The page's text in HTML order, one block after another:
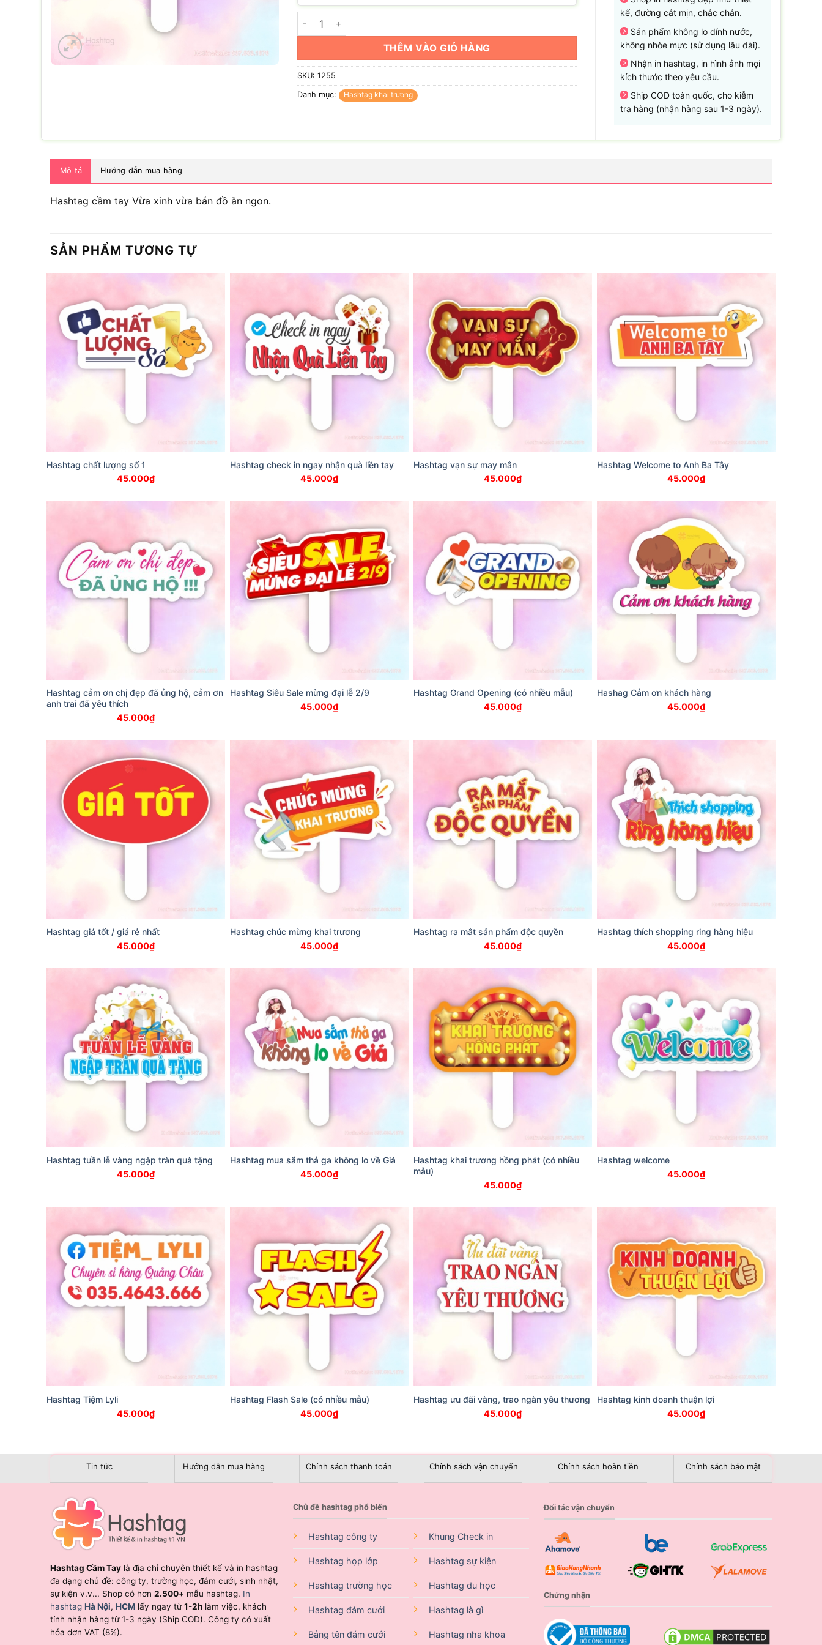
Hashtag vừa xinh vừa bán đồ ăn ngon số lượng
THÊM VÀO GIỎ HÀNG
SKU: 1255
Danh mục: Hashtag khai trương
kế, đường cắt mịn, chắc chắn.
Sản phẩm không lo dính nước,
không nhòe mực (sử dụng lâu dài).
Nhận in hashtag, in hình ảnh mọi
kích thước theo yêu cầu.
Ship COD toàn quốc, cho kiễm
tra hàng (nhận hàng sau 1-3 ngày).
Mô tả Hướng dẫn mua hàng
Hashtag cầm tay Vừa xinh vừa bán đồ ăn ngon.
SẢN PHẨM TƯƠNG TỰ
Hashtag chất lượng số 1
45.000₫
Hashtag check in ngay nhận quà liền tay
45.000₫
Hashtag vạn sự may mắn
45.000₫
Hashtag Welcome to Anh Ba Tây
45.000₫
Hashtag cảm ơn chị đẹp đã ủng hộ, cảm ơn
anh trai đã yêu thích
45.000₫
Hashtag Siêu Sale mừng đại lễ 2/9
45.000₫
Hashtag Grand Opening (có nhiều mẫu)
45.000₫
Hashag Cảm ơn khách hàng
45.000₫
Hashtag giá tốt / giá rẻ nhất
45.000₫
Hashtag chúc mừng khai trương
45.000₫
Hashtag ra mắt sản phẩm độc quyền
45.000₫
Hashtag thích shopping ring hàng hiệu
45.000₫
Hashtag tuần lễ vàng ngập tràn quà tặng
45.000₫
Hashtag mua sắm thả ga không lo về Giá
45.000₫
Hashtag khai trương hồng phát (có nhiều
mẫu)
45.000₫
Hashtag welcome
45.000₫
Hashtag Tiệm Lyli
45.000₫
Hashtag Flash Sale (có nhiều mẫu)
45.000₫
Hashtag ưu đãi vàng, trao ngàn yêu thương
45.000₫
Hashtag kinh doanh thuận lợi
45.000₫
Tin tức Hướng dẫn mua hàng Chính sách thanh toán Chính sách vận chuyển Chính sách hoàn tiền Chính sách bảo mật
Hashtag Cầm Tay là địa chỉ chuyên thiết kế và in hashtag
đa dạng chủ đề: công ty, trường học, đám cưới, sinh nhật,
sự kiện v.v... Shop có hơn 2.500+ mẫu hashtag. In
hashtag Hà Nội, HCM lấy ngay từ1-2h làm việc, khách
tỉnh nhận hàng từ 1-3 ngày (Ship COD). Công ty có xuất
hóa đơn VAT (8%).
Chủ đề hashtag phổ biến
Hashtag công ty
Hashtag họp lớp
Hashtag trường học
Hashtag đám cưới
Bảng tên đám cưới
Khung Check in
Hashtag sự kiện
Hashtag du học
Hashtag là gì
Hashtag nha khoa
Đối tác vận chuyển
Chứng nhận